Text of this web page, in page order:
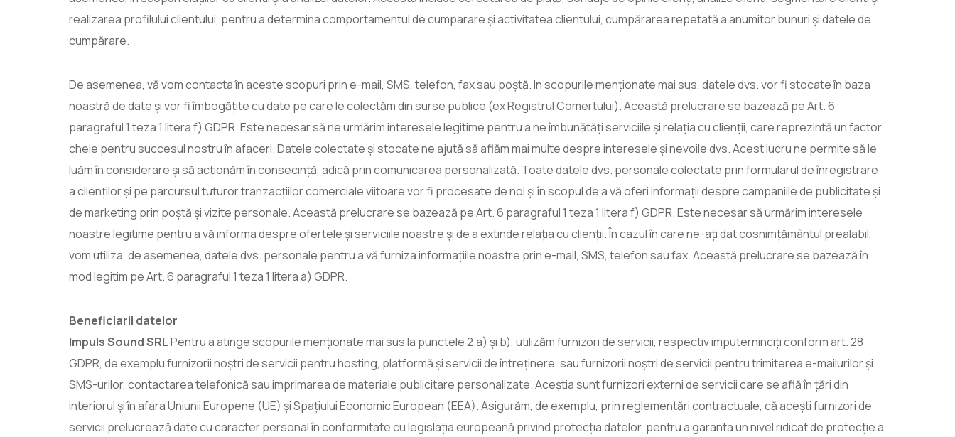
realizarea profilului clientului, pentru a determina comportamentul de cumparare și activitatea clientului, cumpărarea repetată a anumitor bunuri și datele de
cumpărare.
De asemenea, vă vom contacta în aceste scopuri prin e-mail, SMS, telefon, fax sau poștă. In scopurile menționate mai sus, datele dvs. vor fi stocate în baza
noastră de date și vor fi îmbogățite cu date pe care le colectăm din surse publice (ex Registrul Comertului). Această prelucrare se bazează pe Art. 6
paragraful 1 teza 1 litera f) GDPR. Este necesar să ne urmărim interesele legitime pentru a ne îmbunătăți serviciile și relația cu clienții, care reprezintă un factor
cheie pentru succesul nostru în afaceri. Datele colectate și stocate ne ajută să aflăm mai multe despre interesele și nevoile dvs. Acest lucru ne permite să le
luăm în considerare și să acționăm în consecință, adică prin comunicarea personalizată. Toate datele dvs. personale colectate prin formularul de înregistrare
a clienților și pe parcursul tuturor tranzacțiilor comerciale viitoare vor fi procesate de noi și în scopul de a vă oferi informații despre campaniile de publicitate și
de marketing prin poștă și vizite personale. Această prelucrare se bazează pe Art. 6 paragraful 1 teza 1 litera f) GDPR. Este necesar să urmărim interesele
noastre legitime pentru a vă informa despre ofertele și serviciile noastre și de a extinde relația cu clienții. În cazul în care ne-ați dat cosnimțământul prealabil,
vom utiliza, de asemenea, datele dvs. personale pentru a vă furniza informațiile noastre prin e-mail, SMS, telefon sau fax. Această prelucrare se bazează în
mod legitim pe Art. 6 paragraful 1 teza 1 litera a) GDPR.
Beneficiarii datelor
Impuls Sound SRLPentru a atinge scopurile menționate mai sus la punctele 2.a) și b), utilizăm furnizori de servicii, respectiv imputerninciți conform art. 28
GDPR, de exemplu furnizorii noștri de servicii pentru hosting, platformă și servicii de întreținere, sau furnizorii noștri de servicii pentru trimiterea e-mailurilor și
SMS-urilor, contactarea telefonică sau imprimarea de materiale publicitare personalizate. Aceștia sunt furnizori externi de servicii care se află în țări din
interiorul și în afara Uniunii Europene (UE) și Spațiului Economic European (EEA). Asigurăm, de exemplu, prin reglementări contractuale, că acești furnizori de
servicii prelucrează date cu caracter personal în conformitate cu legislația europeană privind protecția datelor, pentru a garanta un nivel ridicat de protecție a